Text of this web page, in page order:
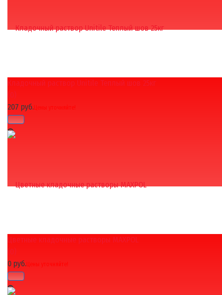
избранное сравнить
избранное сравнить
Кладочный раствор Unitile Теплый шов 25кг
(0)
207 руб.Цены уточняйте!
Цветные кладочные растворы MAXPOL
(0)
0 руб.Цены уточняйте!